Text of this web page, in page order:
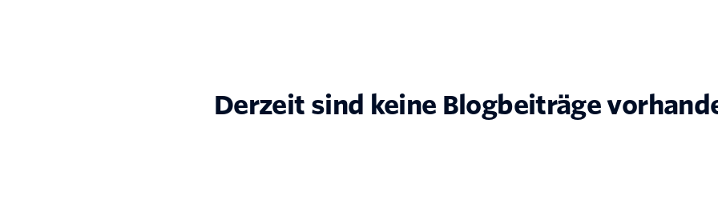
Derzeit sind keine Blogbeiträge